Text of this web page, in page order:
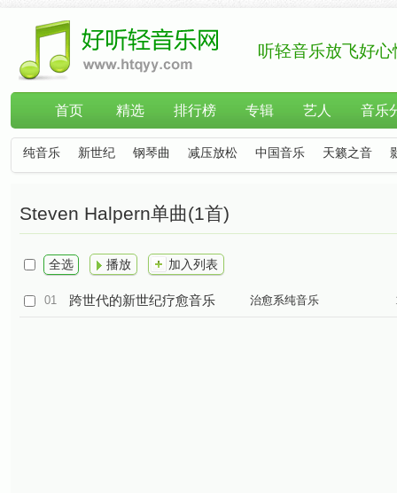
听轻音乐放飞好心
首页 精选 排行榜 专辑 艺人 音乐
纯音乐 新世纪 钢琴曲 减压放松 中国音乐 天籁之音
Steven Halpern单曲(1首)
全选 播放 加入列表
01 跨世代的新世纪疗愈音乐 治愈系纯音乐